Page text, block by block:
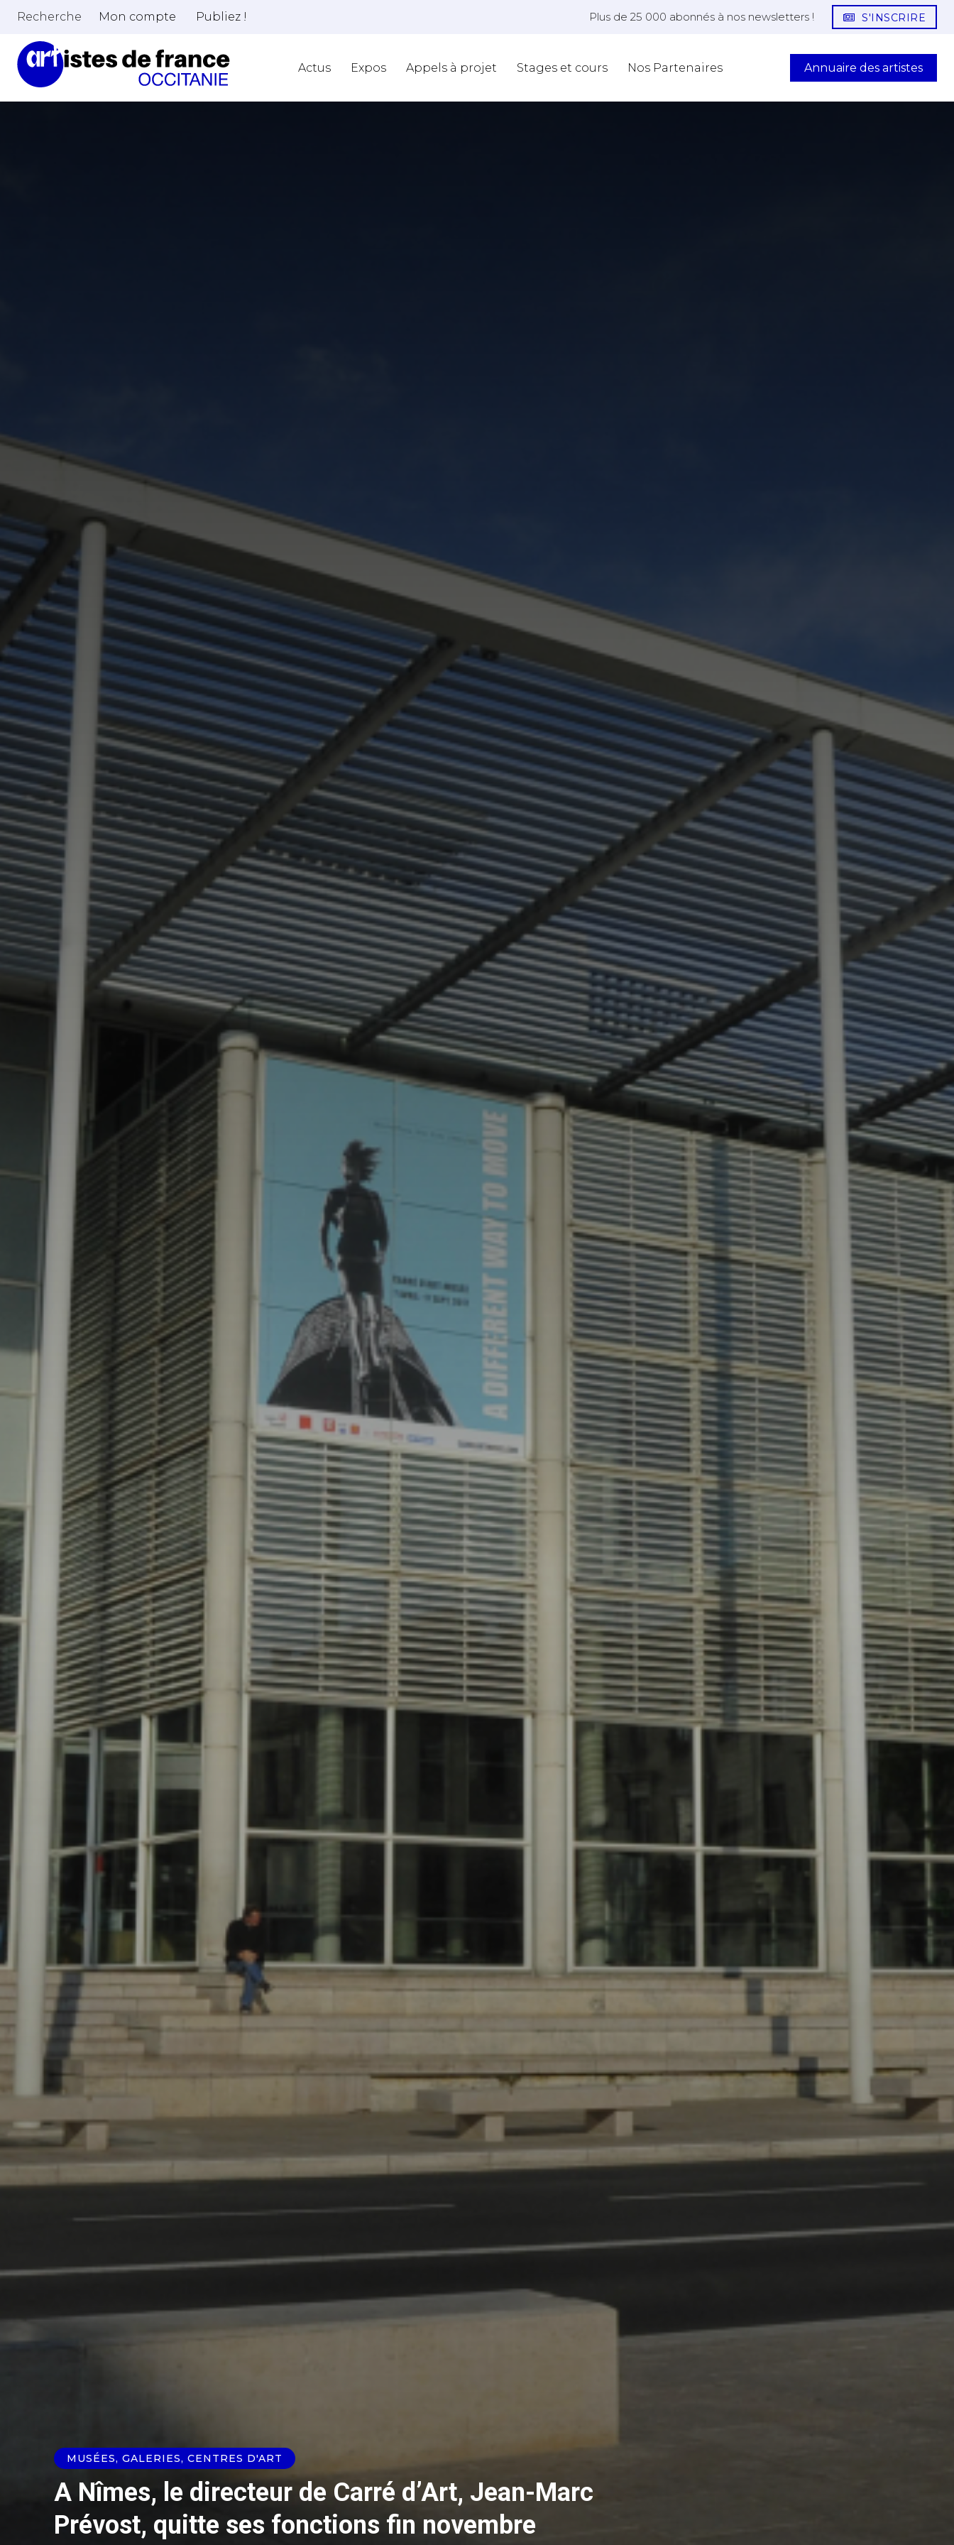
Adresse email*
Statut / Organisation
J'accepte lestermes et conditions
* Champ obligatoire
Statut / Organisation
J'accepte lestermes et conditions
* Champ obligatoire
Recherche Mon compte Publiez ! Plus de 25 000 abonnés à nos newsletters ! S'INSCRIRE
Actus Expos Appels à projet Stages et cours Nos Partenaires Annuaire des artistes
MUSÉES, GALERIES, CENTRES D'ART
A Nîmes, le directeur de Carré d’Art, Jean-Marc
Prévost, quitte ses fonctions fin novembre